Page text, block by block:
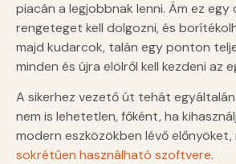
piacán a legjobbnak lenni. Ám ez egy
rengeteget kell dolgozni, és
majd kudarcok, talán egy ponton
minden és újra elölről kell kezdeni az
A sikerhez vezető út tehát
nem is lehetetlen, főként, ha
modern eszközökben lévő előnyöket,
sokrétűen használható szoftvere.